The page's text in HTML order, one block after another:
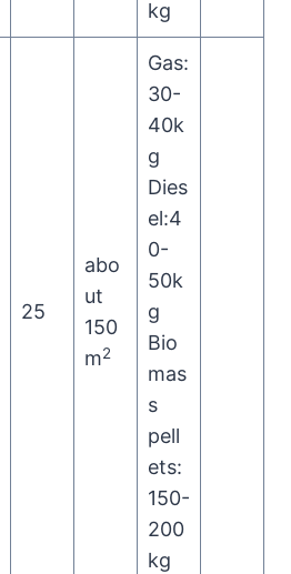
kg
25
abo
ut
150
m2
Gas:
30-
40k
g
Dies
el:4
0-
50k
g
Bio
mas
s
pell
ets:
150-
200
kg